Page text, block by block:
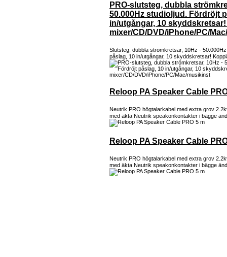
PRO-slutsteg, dubbla
50.000Hz studioljud. Fördröjt
in/utgångar, 10
mixer/CD/DVD/iPhone/PC/
Slutsteg, dubbla strömkretsar, 10Hz -
påslag, 10 in/utgångar, 10 skyddskretsar!
Reloop PA Speaker Cable
Neutrik PRO högtalarkabel med extra grov
med äkta Neutrik speakonkontakter i bägge
Reloop PA Speaker Cable
Neutrik PRO högtalarkabel med extra grov
med äkta Neutrik speakonkontakter i bägge